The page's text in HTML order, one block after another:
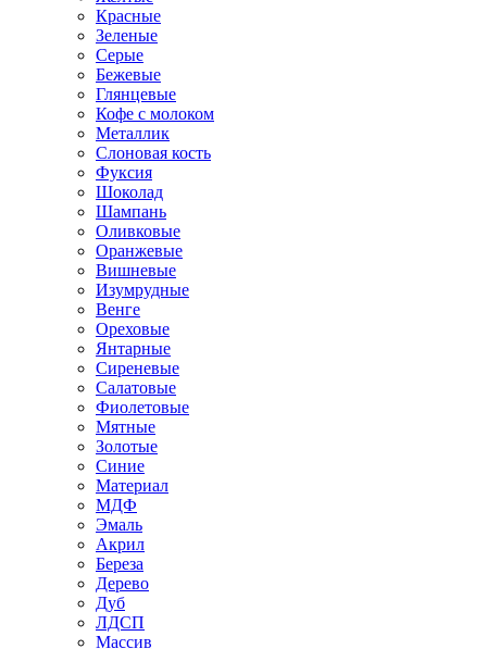
Красные
Зеленые
Серые
Бежевые
Глянцевые
Кофе с молоком
Металлик
Слоновая кость
Фуксия
Шоколад
Шампань
Оливковые
Оранжевые
Вишневые
Изумрудные
Венге
Ореховые
Янтарные
Сиреневые
Салатовые
Фиолетовые
Мятные
Золотые
Синие
Материал
МДФ
Эмаль
Акрил
Береза
Дерево
Дуб
ЛДСП
Массив